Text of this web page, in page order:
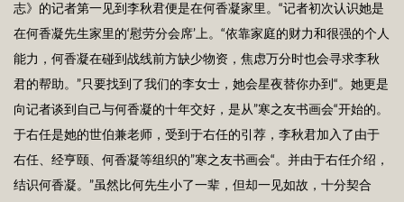
志》的记者第一见到李秋君便是在何香凝家里。“记者初次认识她是
在何香凝先生家里的‘慰劳分会席’上。“依靠家庭的财力和很强的个人
能力，何香凝在碰到战线前方缺少物资，焦虑万分时也会寻求李秋
君的帮助。”只要找到了我们的李女士，她会星夜替你办到“。她更是
向记者谈到自己与何香凝的十年交好，是从”寒之友书画会“开始的。
于右任是她的世伯兼老师，受到于右任的引荐，李秋君加入了由于
右任、经亨颐、何香凝等组织的”寒之友书画会“。并由于右任介绍，
结识何香凝。”虽然比何先生小了一辈，但却一见如故，十分契合